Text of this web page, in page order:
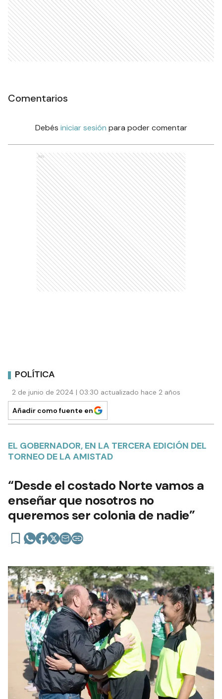
Comentarios
Debés iniciar sesión para poder comentar
Ads
POLÍTICA
2 de junio de 2024 | 03:30 actualizado hace 2 años
Añadir como fuente en
EL GOBERNADOR, EN LA TERCERA EDICIÓN DEL
TORNEO DE LA AMISTAD
“Desde el costado Norte vamos a
enseñar que nosotros no
queremos ser colonia de nadie”